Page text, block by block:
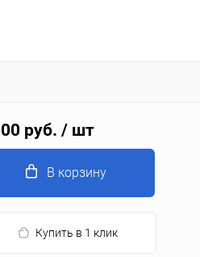
руб. / шт
В корзину
Купить в 1 клик